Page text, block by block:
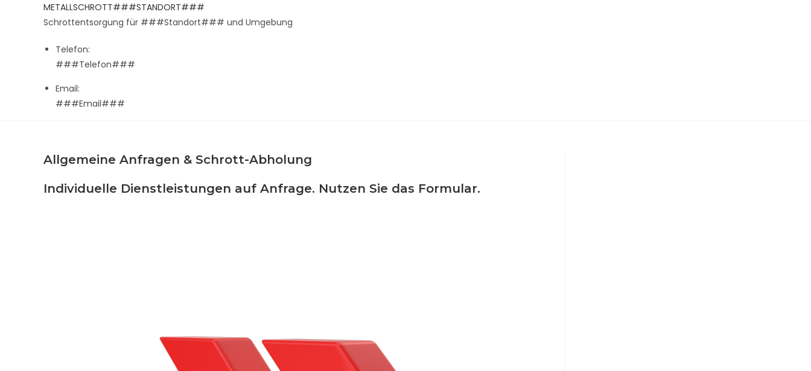
METALLSCHROTT###STANDORT###
Schrottentsorgung für ###Standort### und Umgebung
Telefon:
###Telefon###
Email:
###Email###
Allgemeine Anfragen & Schrott-Abholung
Individuelle Dienstleistungen auf Anfrage. Nutzen Sie das Formular.